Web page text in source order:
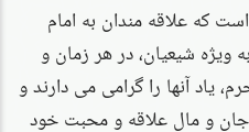
که علاقه مندان به امام
شیعیان، در هر زمان و
یاد آنها را گرامی می دارند و
و مال علاقه و محبت خود